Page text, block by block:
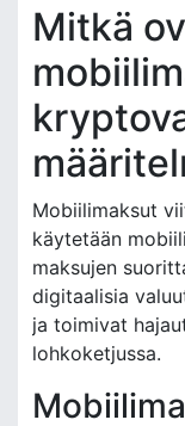
Mitkä
Mobiilimaksut
käytetään
maksujen
digitaalisia
ja toimivat
lohkoketjussa.